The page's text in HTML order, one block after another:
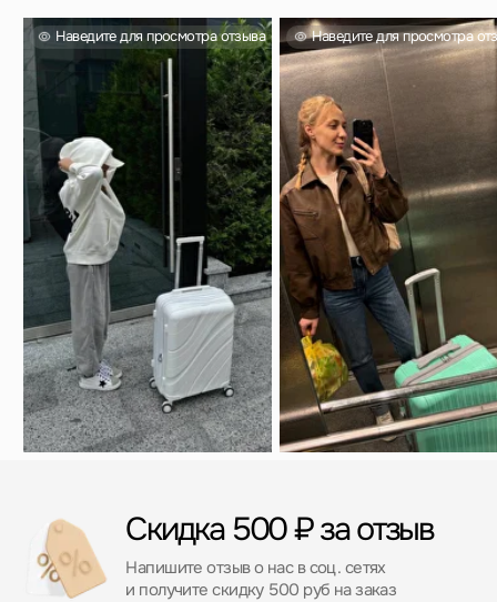
Проверенный выбор тысяч покупателей
Вас также могут
заинтересовать